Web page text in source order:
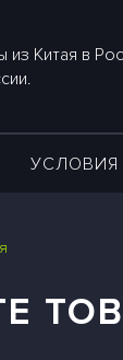
из Китая в
УСЛОВИЯ